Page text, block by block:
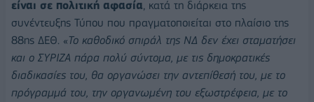
είναι σε πολιτική αφασία , κατά τη διάρκεια της
συνέντευξης Τύπου που πραγματοποιείται στο πλαίσιο της
88ης ΔΕΘ. «Το καθοδικό σπιράλ της ΝΔ δεν έχει σταματήσει
και ο ΣΥΡΙΖΑ πάρα πολύ σύντομα, με τις δημοκρατικές
διαδικασίες του, θα οργανώσει την αντεπίθεσή του, με το
πρόγραμμά του, την οργανωμένη του εξωστρέφεια, με το